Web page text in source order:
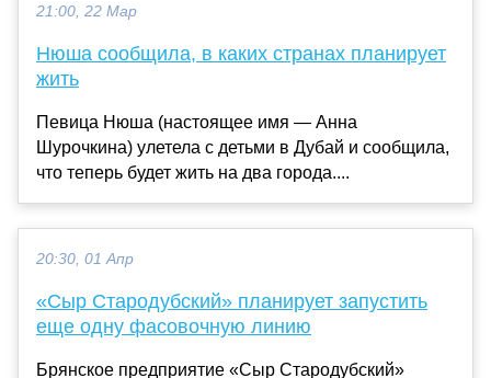
21:00, 22 Мар
Нюша сообщила, в каких странах планирует
жить
Певица Нюша (настоящее имя — Анна
Шурочкина) улетела с детьми в Дубай и сообщила,
что теперь будет жить на два города....
20:30, 01 Апр
«Сыр Стародубский» планирует запустить
еще одну фасовочную линию
Брянское предприятие «Сыр Стародубский»